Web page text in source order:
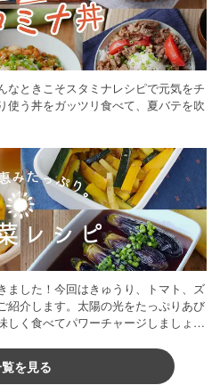
なときこそスタミナレシピで元気をチ
使う丼をガッツリ食べて、夏バテを吹
ました！今回はきゅうり、トマト、ズ
紹介します。太陽の光をたっぷりあび
しく食べてパワーチャージしましょう
を見る